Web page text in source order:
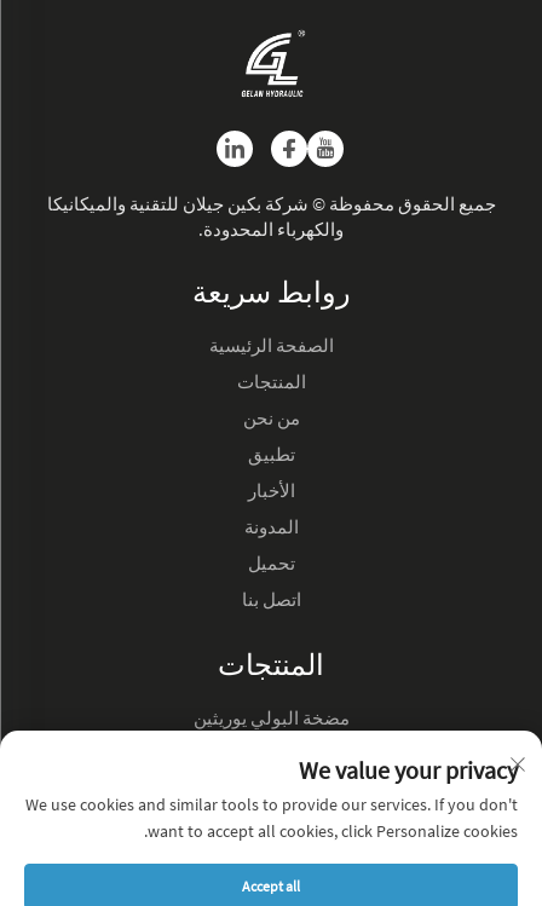
جميع الحقوق محفوظة © شركة بكين جيلان للتقنية والميكانيكا
والكهرباء المحدودة.
روابط سريعة
الصفحة الرئيسية
المنتجات
من نحن
تطبيق
الأخبار
المدونة
تحميل
اتصل بنا
المنتجات
مضخة البولي يوريثين
عن الشركة
We value your privacy
We use cookies and similar tools to provide our services. If you don't
want to accept all cookies, click Personalize cookies.
Accept all